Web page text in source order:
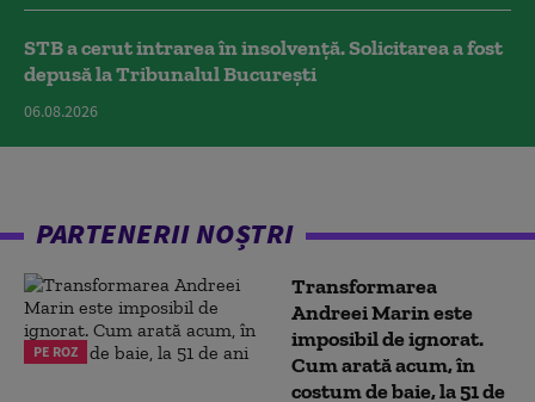
STB a cerut intrarea în insolvență. Solicitarea a fost
depusă la Tribunalul București
06.08.2026
PARTENERII NOȘTRI
PE ROZ
Transformarea
Andreei Marin este
imposibil de ignorat.
Cum arată acum, în
costum de baie, la 51 de